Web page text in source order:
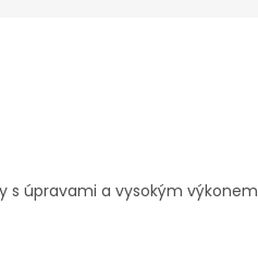
s úpravami a vysokým výkonem